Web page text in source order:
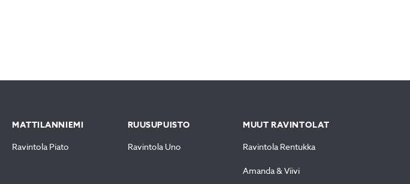
MATTILANNIEMI
Ravintola Piato
RUUSUPUISTO
Ravintola Uno
MUUT RAVINTOLAT
Ravintola Rentukka
Amanda & Viivi